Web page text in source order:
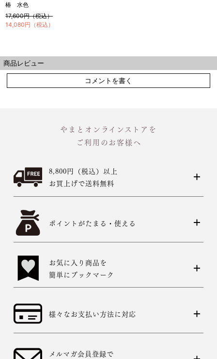
椿 水色
17,600円（税込）
14,080円（税込）
商品レビュー
コメントを書く
やまとオンラインストアを
ご利用のお客様へ
8,800円（税込）以上
お買上げで送料無料
ポイントがたまる・使える
お気に入り商品を
簡単にブックマーク
様々なお支払い方法に対応
メルマガ会員登録で